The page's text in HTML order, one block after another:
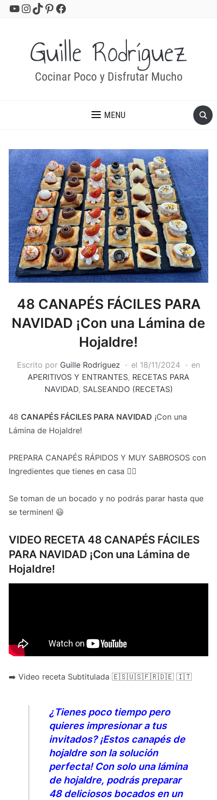
YouTube
Instagram
TikTok
Pinterest
Facebook
Guille Rodríguez
Cocinar Poco y Disfrutar Mucho
MENU
48 CANAPÉS FÁCILES PARA
NAVIDAD ¡Con una Lámina de
Hojaldre!
Escrito por Guille Rodriguez el 18/11/2024
en
APERITIVOS Y ENTRANTES, RECETAS PARA
NAVIDAD, SALSEANDO (RECETAS)
48 CANAPÉS FÁCILES PARA NAVIDAD ¡Con una
Lámina de Hojaldre!
PREPARA CANAPÉS RÁPIDOS Y MUY SABROSOS con
Ingredientes que tienes en casa 👌🏻
Se toman de un bocado y no podrás parar hasta que
se terminen! 😃
VIDEO RECETA 48 CANAPÉS FÁCILES
PARA NAVIDAD ¡Con una Lámina de
Hojaldre!
➡️ Video receta Subtitulada 🇪🇸🇺🇸🇫🇷🇩🇪 🇮🇹
¿Tienes poco tiempo pero
quieres impresionar a tus
invitados? ¡Estos canapés de
hojaldre son la solución
perfecta! Con solo una lámina
de hojaldre, podrás preparar
48 deliciosos bocados en un